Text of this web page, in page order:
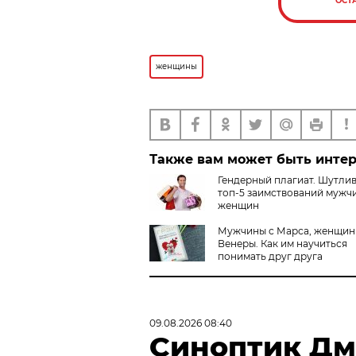
женщины
Также вам может быть
Гендерный плагиат.
топ-5 заимствований
женщин
Мужчины с Марса,
Венеры. Как им научиться
понимать друг друга
09.08.2026 08:40
Синоптик